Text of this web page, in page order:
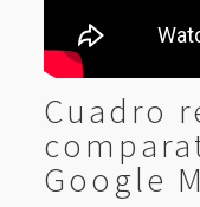
Cuadro
Google